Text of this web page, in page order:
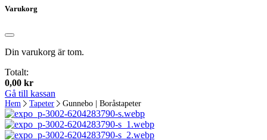
Varukorg
Din varukorg är tom.
Totalt:
0,00 kr
Gå till kassan
Hem Tapeter Gunnebo | Boråstapeter